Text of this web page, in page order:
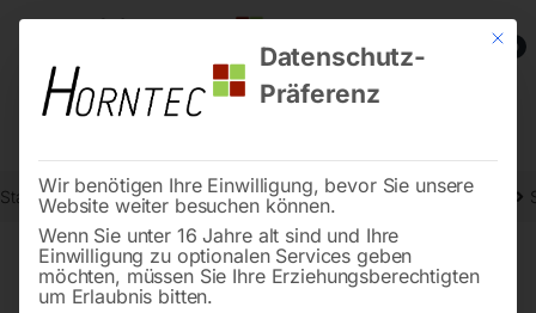
0
Start Metallbearbeitung Schleif- und Poliermaschinen - Zubehör
Mit
Datenschutz-
Präferenz
Wir benötigen Ihre Einwilligung, bevor Sie unsere
Website weiter besuchen können.
Wenn Sie unter 16 Jahre alt sind und Ihre
Einwilligung zu optionalen Services geben
möchten, müssen Sie Ihre Erziehungsberechtigten
um Erlaubnis bitten.